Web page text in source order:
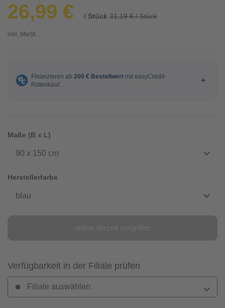
26,99 € / Stück 31,19 € / Stück
inkl. MwSt.
Maße (B x L)
90 x 150 cm
Herstellerfarbe
blau
Verfügbarkeit in der Filiale prüfen
Filiale auswählen